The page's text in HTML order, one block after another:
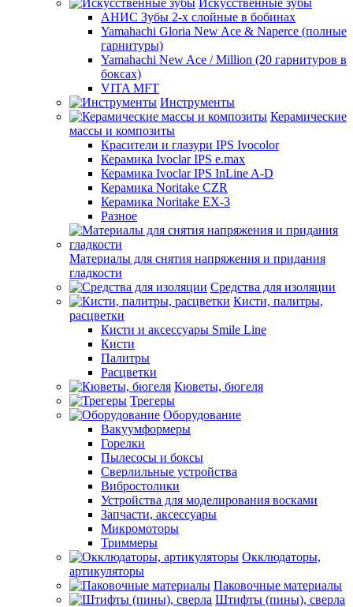
Искусственные зубы
АНИС Зубы 2-х слойные в бобинах
Yamahachi Gloria New Ace & Naperce (полные
гарнитуры)
Yamahachi New Ace / Million (20 гарнитуров в
боксах)
VITA MFT
Инструменты
Керамические
массы и композиты
Красители и глазури IPS Ivocolor
Керамика Ivoclar IPS e.max
Керамика Ivoclar IPS InLine A-D
Керамика Noritake CZR
Керамика Noritake EX-3
Разное
Материалы для снятия напряжения и придания
гладкости
Средства для изоляции
Кисти, палитры,
расцветки
Кисти и аксессуары Smile Line
Кисти
Палитры
Расцветки
Кюветы, бюгеля
Трегеры
Оборудование
Вакуумформеры
Горелки
Пылесосы и боксы
Сверлильные устройства
Вибростолики
Устройства для моделирования восками
Запчасти, аксессуары
Микромоторы
Триммеры
Окклюдаторы,
артикуляторы
Паковочные материалы
Штифты (пины), сверла